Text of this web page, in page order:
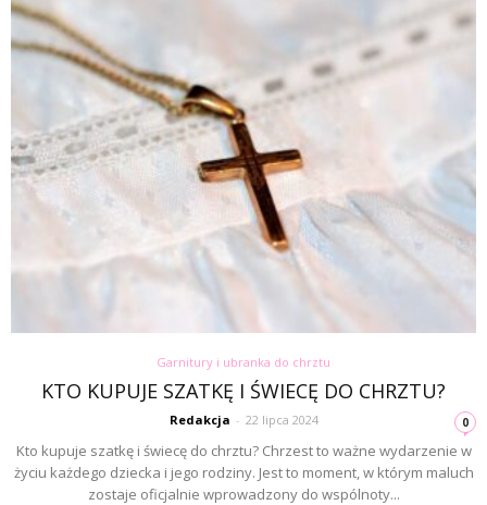
Garnitury i ubranka do chrztu
KTO KUPUJE SZATKĘ I ŚWIECĘ DO CHRZTU?
Redakcja - 22 lipca 2024 0
Kto kupuje szatkę i świecę do chrztu? Chrzest to ważne wydarzenie w
życiu każdego dziecka i jego rodziny. Jest to moment, w którym maluch
zostaje oficjalnie wprowadzony do wspólnoty...